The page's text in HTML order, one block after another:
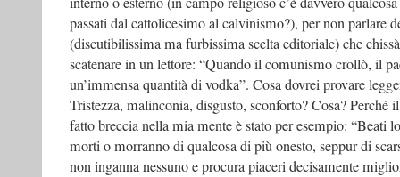
passati dal cattolicesimo al calvinismo?), per non parlare
(discutibilissima ma furbissima scelta editoriale) che
scatenare in un lettore: “Quando il comunismo crollò, il
un’immensa quantità di vodka”. Cosa dovrei provare
Tristezza, malinconia, disgusto, sconforto? Cosa? Perché
fatto breccia nella mia mente è stato per esempio: “Beati
morti o morranno di qualcosa di più onesto, seppur di
non inganna nessuno e procura piaceri decisamente